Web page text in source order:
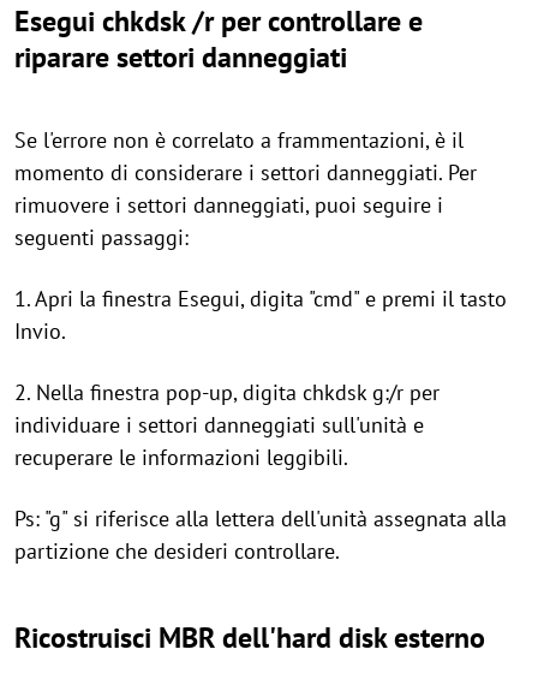
Esegui chkdsk /r per controllare e
riparare settori danneggiati
Se l'errore non è correlato a frammentazioni, è il
momento di considerare i settori danneggiati. Per
rimuovere i settori danneggiati, puoi seguire i
seguenti passaggi:
1. Apri la finestra Esegui, digita "cmd" e premi il tasto
Invio.
2. Nella finestra pop-up, digita chkdsk g:/r per
individuare i settori danneggiati sull'unità e
recuperare le informazioni leggibili.
Ps: "g" si riferisce alla lettera dell'unità assegnata alla
partizione che desideri controllare.
Ricostruisci MBR dell'hard disk esterno